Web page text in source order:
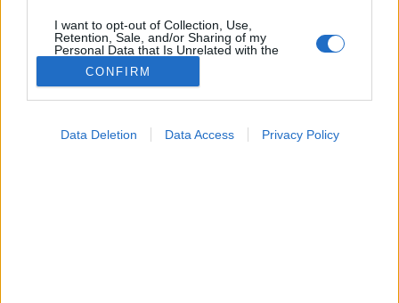
I want to opt-out of Collection, Use,
Retention, Sale, and/or Sharing of my
Personal Data that Is Unrelated with the
Purposes for which it was collected.
Opted Out
CONFIRM
Data Deletion Data Access Privacy Policy